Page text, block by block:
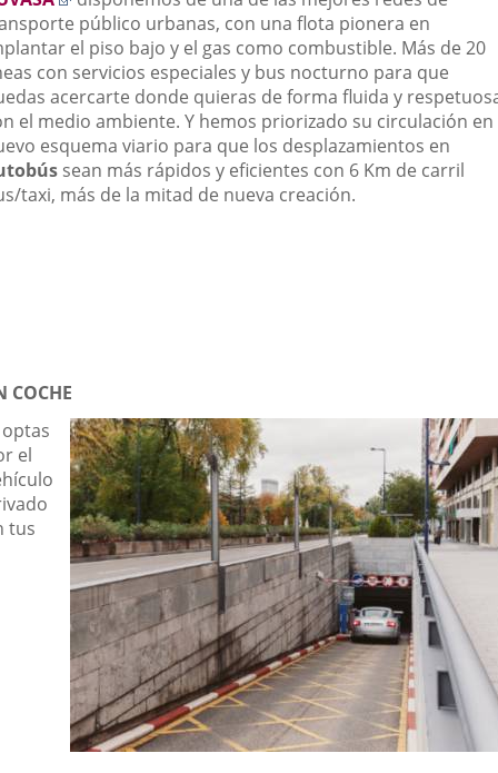
a
una
aplicación
externa.
público urbanas, con una flota pionera en
el piso bajo y el gas como combustible. Más de 20
con servicios especiales y bus nocturno para que
acercarte donde quieras de forma fluida y
el medio ambiente. Y hemos priorizado su circulación en
esquema viario para que los desplazamientos en
sean más rápidos y eficientes con 6 Km de carril
taxi, más de la mitad de nueva creación.
COCHE
optas
el
tus